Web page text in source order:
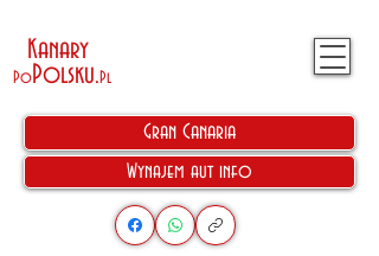
Kanary
PoPolsku.Pl
Gran Canaria
Wynajem aut info